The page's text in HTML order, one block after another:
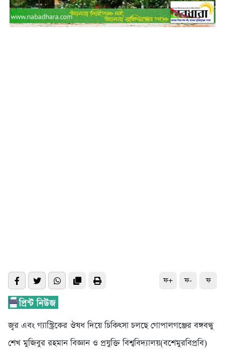
ফ+ ফ- ফ
জ্বর এবং গ্যাস্ট্রিকের ঔষধ দিয়ে চিকিৎসা চলছে গোপালগঞ্জের বঙ্গবন্ধু
শেখ মুজিবুর রহমান বিজ্ঞান ও প্রযুক্তি বিশ্ববিদ্যালয়(বশেমুরবিপ্রবি)